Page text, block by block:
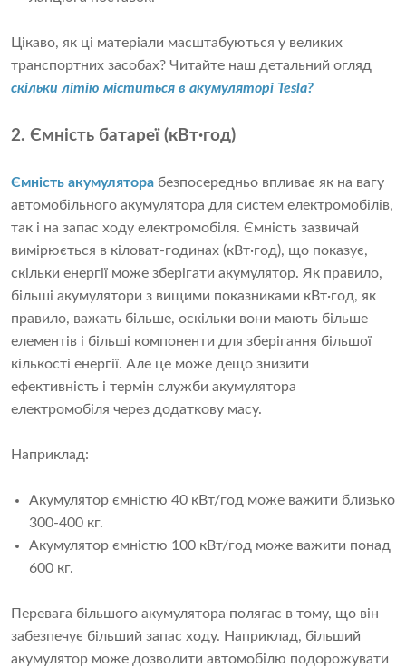
Цікаво, як ці матеріали масштабуються у великих
транспортних засобах? Читайте наш детальний огляд
скільки літію міститься в акумуляторі Tesla?
2. Ємність батареї (кВт·год)
Ємність акумулятора безпосередньо впливає як на вагу
автомобільного акумулятора для систем електромобілів,
так і на запас ходу електромобіля. Ємність зазвичай
вимірюється в кіловат-годинах (кВт·год), що показує,
скільки енергії може зберігати акумулятор. Як правило,
більші акумулятори з вищими показниками кВт·год, як
правило, важать більше, оскільки вони мають більше
елементів і більші компоненти для зберігання більшої
кількості енергії. Але це може дещо знизити
ефективність і термін служби акумулятора
електромобіля через додаткову масу.
Наприклад:
Акумулятор ємністю 40 кВт/год може важити близько
300-400 кг.
Акумулятор ємністю 100 кВт/год може важити понад
600 кг.
Перевага більшого акумулятора полягає в тому, що він
забезпечує більший запас ходу. Наприклад, більший
акумулятор може дозволити автомобілю подорожувати